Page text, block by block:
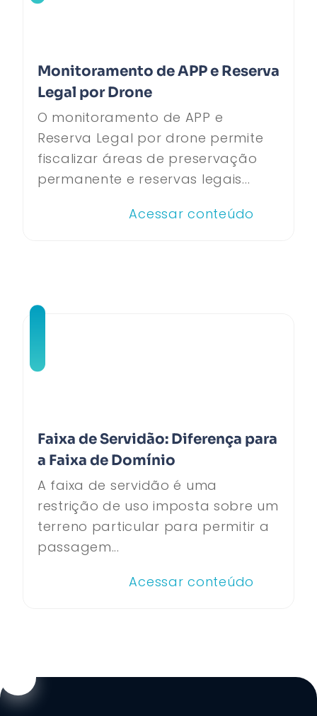
Monitoramento de APP e Reserva
Legal por Drone
O monitoramento de APP e
Reserva Legal por drone permite
fiscalizar áreas de preservação
permanente e reservas legais...
Acessar conteúdo
Faixa de Servidão: Diferença para
a Faixa de Domínio
A faixa de servidão é uma
restrição de uso imposta sobre um
terreno particular para permitir a
passagem...
Acessar conteúdo